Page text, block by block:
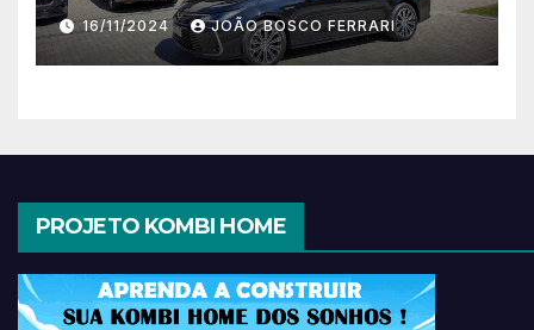
16/11/2024 JOÃO BOSCO FERRARI
PROJETO KOMBI HOME